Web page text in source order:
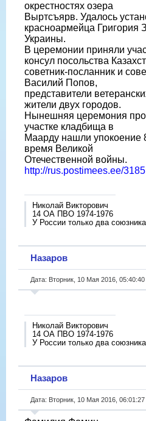
окрестностях озера
Выртсъярв. Удалось
красноармейца Григория
Украины.
В церемонии приняли
консул посольства
советник-посланник и
Василий Попов,
представители
жители двух городов.
Нынешняя церемония
участке кладбища в
Маарду нашли упокоение
время Великой
Отечественной войны.
http://rus.postimees.ee/
Николай Викторович
14 ОА ПВО 1974-1976
У России только два
Назаров
Дата: Вторник, 10 Мая 2016,
Николай Викторович
14 ОА ПВО 1974-1976
У России только два
Назаров
Дата: Вторник, 10 Мая 2016,